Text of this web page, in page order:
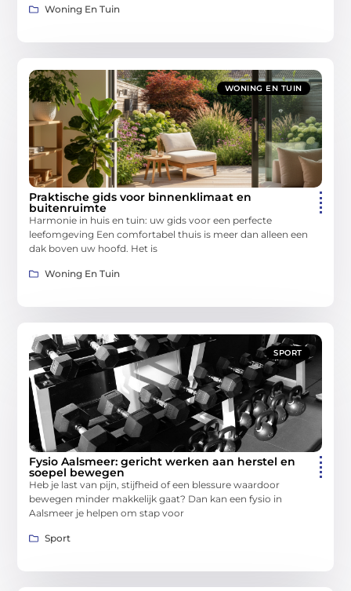
Woning En Tuin
WONING EN TUIN
Praktische gids voor binnenklimaat en
buitenruimte
Harmonie in huis en tuin: uw gids voor een perfecte
leefomgeving Een comfortabel thuis is meer dan alleen een
dak boven uw hoofd. Het is
Woning En Tuin
SPORT
Fysio Aalsmeer: gericht werken aan herstel en
soepel bewegen
Heb je last van pijn, stijfheid of een blessure waardoor
bewegen minder makkelijk gaat? Dan kan een fysio in
Aalsmeer je helpen om stap voor
Sport